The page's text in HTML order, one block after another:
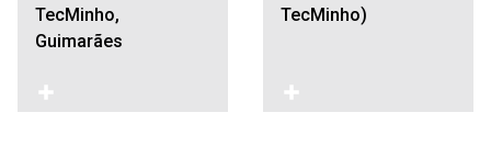
TecMinho,
Guimarães
TecMinho)